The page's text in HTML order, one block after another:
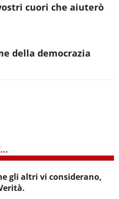
cuori che aiuterò
della democrazia
gli altri vi considerano,